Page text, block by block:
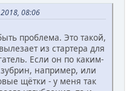
08:06
проблема. Это такой,
из стартера для
Если он по каким-
например, или
щётки - у меня так